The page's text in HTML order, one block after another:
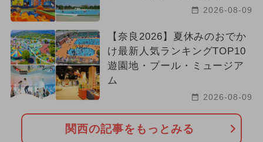
2026-08-09
【奈良2026】夏休みのおでか
け最新人気ランキングTOP10
遊園地・プール・ミュージア
ム
2026-08-09
関西の記事をもっとみる